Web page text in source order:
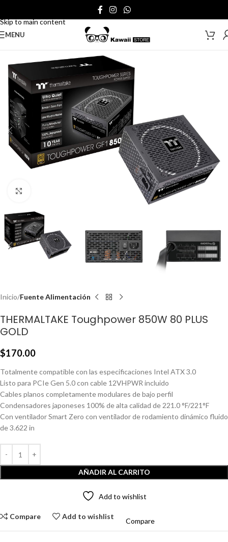
Skip to main content
MENU
Inicio Fuente Alimentación
THERMALTAKE Toughpower 850W 80 PLUS
GOLD
$170.00
Totalmente compatible con las especificaciones Intel ATX 3.0
Listo para PCIe Gen 5.0 con cable 12VHPWR incluido
Cables planos completamente modulares de bajo perfil
Condensadores japoneses 100% de alta calidad de 221.0 °F/221°F
Con ventilador Smart Zero con ventilador de rodamiento dinámico fluido
de 3.622 in
AÑADIR AL CARRITO
Add to wishlist
Compare Add to wishlist
Compare